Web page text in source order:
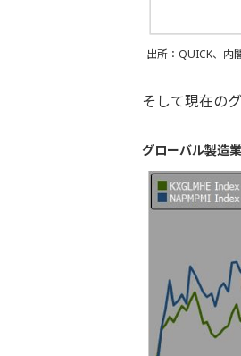
出所：QUICK、内
そして現在の
グローバル製造